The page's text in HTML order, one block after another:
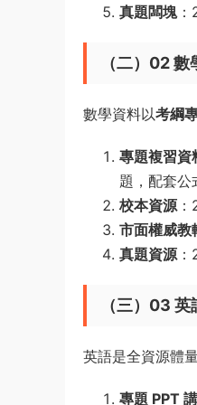
真題闆塊
（二）02 數
數學資料以考綱
專題複習資
題，配套公
校本資源
市面權威教
真題資源
（三）03 英
英語是全資源體
專題 PPT